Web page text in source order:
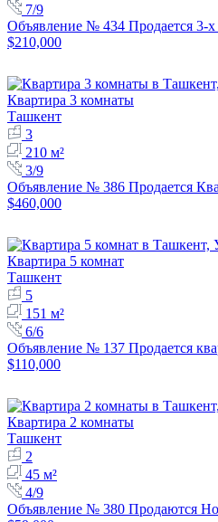
7/9
Объявление № 434 Продается 3-
$210,000
Квартира 3 комнаты
Ташкент
3
210 м²
3/9
Объявление № 386 Продается
$460,000
Квартира 5 комнат
Ташкент
5
151 м²
6/6
Объявление № 137 Продается
$110,000
Квартира 2 комнаты
Ташкент
2
45 м²
4/9
Объявление № 380 Продаются